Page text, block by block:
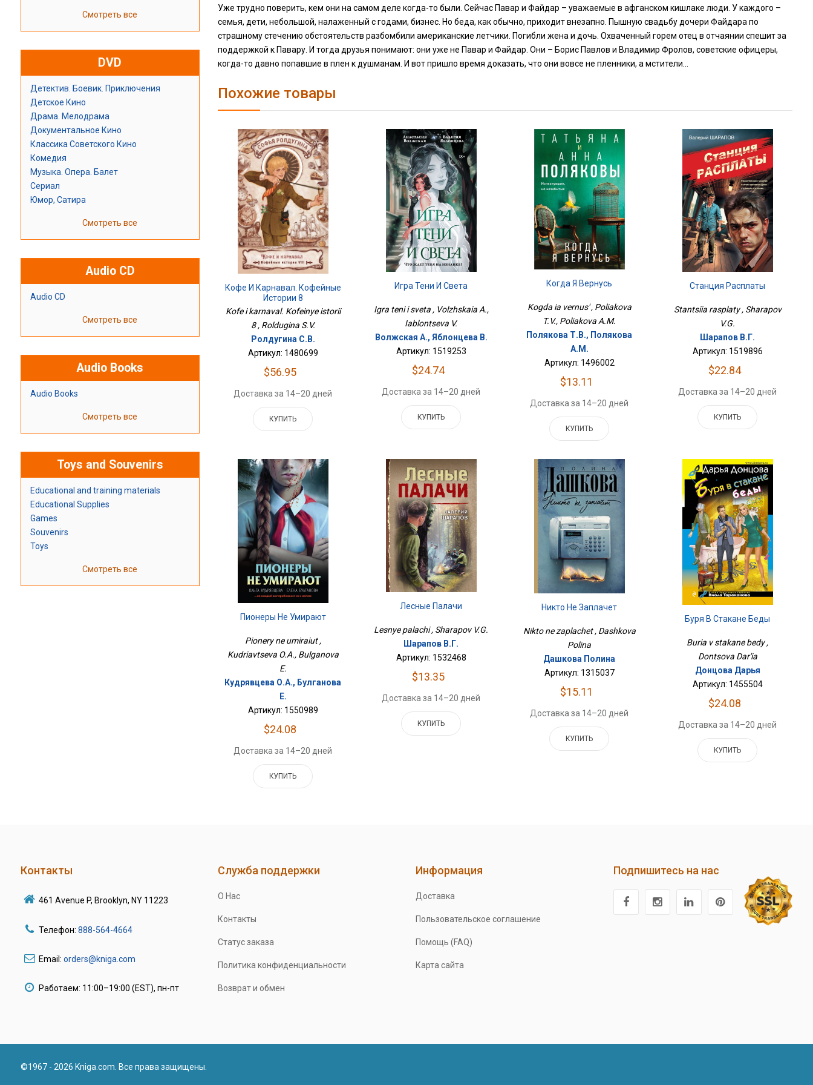
Смотреть все
DVD
Детектив. Боевик. Приключения
Детское Кино
Драма. Мелодрама
Документальное Кино
Классика Советского Кино
Комедия
Музыка. Опера. Балет
Сериал
Юмор, Сатира
Смотреть все
Audio CD
Audio CD
Смотреть все
Audio Books
Audio Books
Смотреть все
Toys and Souvenirs
Educational and training materials
Educational Supplies
Games
Souvenirs
Toys
Смотреть все
Уже трудно поверить, кем они на самом деле когда-то были. Сейчас Павар и Файдар – уважаемые в афганском кишлаке люди. У каждого –
семья, дети, небольшой, налаженный с годами, бизнес. Но беда, как обычно, приходит внезапно. Пышную свадьбу дочери Файдара по
страшному стечению обстоятельств разбомбили американские летчики. Погибли жена и дочь. Охваченный горем отец в отчаянии спешит за
поддержкой к Павару. И тогда друзья понимают: они уже не Павар и Файдар. Они – Борис Павлов и Владимир Фролов, советские офицеры,
когда-то давно попавшие в плен к душманам. И вот пришло время доказать, что они вовсе не пленники, а мстители…
Похожие товары
Кофе И Карнавал. Кофейные
Истории 8
Kofe i karnaval. Kofeinye istorii
8 , Roldugina S.V.
Ролдугина С.В.
Артикул: 1480699
$56.95
Доставка за 14–20 дней
КУПИТЬ
Игра Тени И Света
Igra teni i sveta , Volzhskaia A.,
Iablontseva V.
Волжская А., Яблонцева В.
Артикул: 1519253
$24.74
Доставка за 14–20 дней
КУПИТЬ
Когда Я Вернусь
Kogda ia vernus' , Poliakova
T.V., Poliakova A.M.
Полякова Т.В., Полякова
А.М.
Артикул: 1496002
$13.11
Доставка за 14–20 дней
КУПИТЬ
Станция Расплаты
Stantsiia rasplaty , Sharapov
V.G.
Шарапов В.Г.
Артикул: 1519896
$22.84
Доставка за 14–20 дней
КУПИТЬ
Пионеры Не Умирают
Pionery ne umiraiut ,
Kudriavtseva O.A., Bulganova
E.
Кудрявцева О.А., Булганова
Е.
Артикул: 1550989
$24.08
Доставка за 14–20 дней
КУПИТЬ
Лесные Палачи
Lesnye palachi , Sharapov V.G.
Шарапов В.Г.
Артикул: 1532468
$13.35
Доставка за 14–20 дней
КУПИТЬ
Никто Не Заплачет
Nikto ne zaplachet , Dashkova
Polina
Дашкова Полина
Артикул: 1315037
$15.11
Доставка за 14–20 дней
КУПИТЬ
Буря В Стакане Беды
Buria v stakane bedy ,
Dontsova Dar'ia
Донцова Дарья
Артикул: 1455504
$24.08
Доставка за 14–20 дней
КУПИТЬ
Контакты
461 Avenue P, Brooklyn, NY 11223
Телефон: 888-564-4664
Email: orders@kniga.com
Работаем: 11:00–19:00 (EST), пн-пт
Служба поддержки
О Нас
Контакты
Статус заказа
Политика конфиденциальности
Возврат и обмен
Информация
Доставка
Пользовательское соглашение
Помощь (FAQ)
Карта сайта
Подпишитесь на нас
©1967 - 2026 Kniga.com. Все права защищены.